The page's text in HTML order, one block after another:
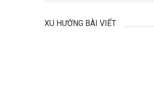
XU HƯỚNG BÀI VIẾT